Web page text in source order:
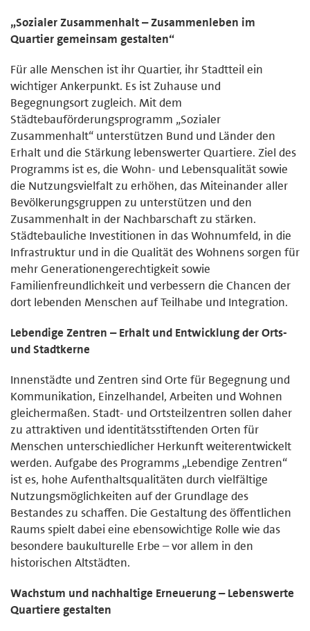
„Sozialer Zusammenhalt – Zusammenleben im
Quartier gemeinsam gestalten“
Für alle Menschen ist ihr Quartier, ihr Stadtteil ein
wichtiger Ankerpunkt. Es ist Zuhause und
Begegnungsort zugleich. Mit dem
Städtebauförderungsprogramm „Sozialer
Zusammenhalt“ unterstützen Bund und Länder den
Erhalt und die Stärkung lebenswerter Quartiere. Ziel des
Programms ist es, die Wohn- und Lebensqualität sowie
die Nutzungsvielfalt zu erhöhen, das Miteinander aller
Bevölkerungsgruppen zu unterstützen und den
Zusammenhalt in der Nachbarschaft zu stärken.
Städtebauliche Investitionen in das Wohnumfeld, in die
Infrastruktur und in die Qualität des Wohnens sorgen für
mehr Generationengerechtigkeit sowie
Familienfreundlichkeit und verbessern die Chancen der
dort lebenden Menschen auf Teilhabe und Integration.
Lebendige Zentren – Erhalt und Entwicklung der Orts-
und Stadtkerne
Innenstädte und Zentren sind Orte für Begegnung und
Kommunikation, Einzelhandel, Arbeiten und Wohnen
gleichermaßen. Stadt- und Ortsteilzentren sollen daher
zu attraktiven und identitätsstiftenden Orten für
Menschen unterschiedlicher Herkunft weiterentwickelt
werden. Aufgabe des Programms „Lebendige Zentren“
ist es, hohe Aufenthaltsqualitäten durch vielfältige
Nutzungsmöglichkeiten auf der Grundlage des
Bestandes zu schaffen. Die Gestaltung des öffentlichen
Raums spielt dabei eine ebensowichtige Rolle wie das
besondere baukulturelle Erbe – vor allem in den
historischen Altstädten.
Wachstum und nachhaltige Erneuerung – Lebenswerte
Quartiere gestalten